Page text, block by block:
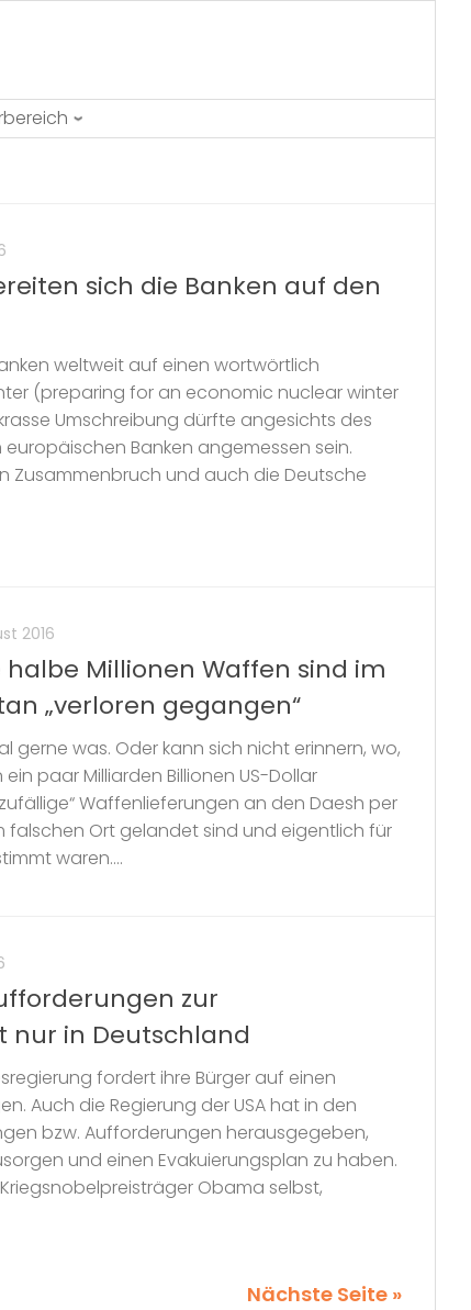
sich die Banken auf den
weltweit auf einen wortwörtlich
(preparing for an economic nuclear winter
Umschreibung dürfte angesichts des
Banken angemessen sein.
Zusammenbruch und auch die Deutsche
2016
Millionen Waffen sind im
„verloren gegangen“
gerne was. Oder kann sich nicht erinnern, wo,
paar Milliarden Billionen US-Dollar
Waffenlieferungen an den Daesh per
falschen Ort gelandet sind und eigentlich für
waren....
zur
nur in Deutschland
fordert ihre Bürger auf einen
Auch die Regierung der USA hat in den
bzw. Aufforderungen herausgegeben,
und einen Evakuierungsplan zu haben.
Obama selbst,
Nächste Seite »